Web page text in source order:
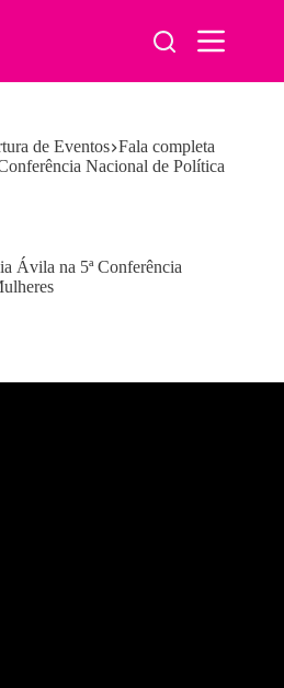
de Eventos Fala completa
Nacional de Política
Ávila na 5ª Conferência